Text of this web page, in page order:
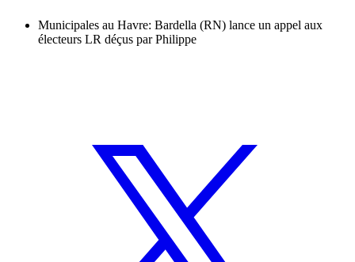
Municipales au Havre: Bardella (RN) lance un appel aux
électeurs LR déçus par Philippe